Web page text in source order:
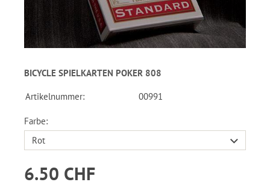
BICYCLE SPIELKARTEN POKER 808
Artikelnummer: 00991
Farbe:
6.50 CHF